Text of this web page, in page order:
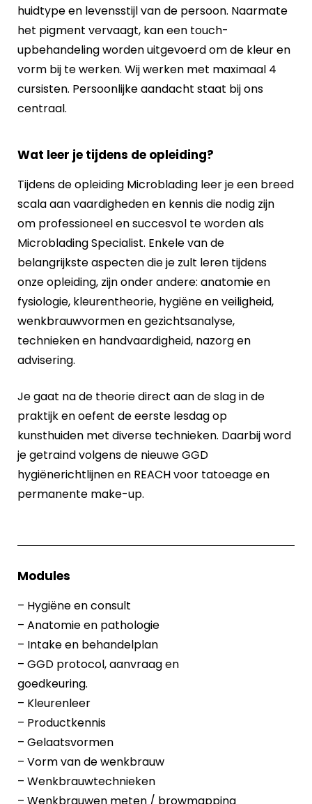
huidtype en levensstijl van de persoon. Naarmate
het pigment vervaagt, kan een touch-
upbehandeling worden uitgevoerd om de kleur en
vorm bij te werken. Wij werken met maximaal 4
cursisten. Persoonlijke aandacht staat bij ons
centraal.
Wat leer je tijdens de opleiding?
Tijdens de opleiding Microblading leer je een breed
scala aan vaardigheden en kennis die nodig zijn
om professioneel en succesvol te worden als
Microblading Specialist. Enkele van de
belangrijkste aspecten die je zult leren tijdens
onze opleiding, zijn onder andere: anatomie en
fysiologie, kleurentheorie, hygiëne en veiligheid,
wenkbrauwvormen en gezichtsanalyse,
technieken en handvaardigheid, nazorg en
advisering.
Je gaat na de theorie direct aande slag in de
praktijk en oefent de eerste lesdag op
kunsthuiden met diverse technieken. Daarbij word
je getraind volgens de nieuwe GGD
hygiënerichtlijnen en REACH voor tatoeage en
permanente make-up.
Modules
– Hygiëne en consult
– Anatomie en pathologie
– Intake en behandelplan
– GGD protocol, aanvraag en
goedkeuring.
– Kleurenleer
– Productkennis
– Gelaatsvormen
– Vorm van de wenkbrauw
– Wenkbrauwtechnieken
– Wenkbrauwen meten / browmapping